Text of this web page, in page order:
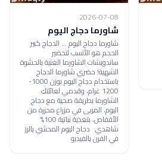
2026-07-08
شاورما دجاج اليوم
شاورما دجاج اليوم ... الدجاج كبير
الحجم هو الأنسب لتحضير
ساندويشات الشاورما الغنية بالحشوة
الشهية! حضري شاورما الدجاج
باستخدام دجاج اليوم بوزن 1000-
1200 غرام، وقدمي لعائلتكِ
الشاورما بطريقة صحية مع دجاج
اليوم، المربى في مزراع محررة من
الأقفاص، بتغذية نباتية 100%
شاهدي: دجاج اليوم المحشي بالرز
في الفرن بالفيديو